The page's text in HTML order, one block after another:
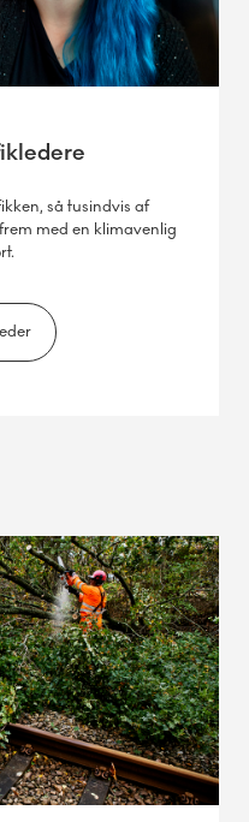
så tusindvis af
med en klimavenlig